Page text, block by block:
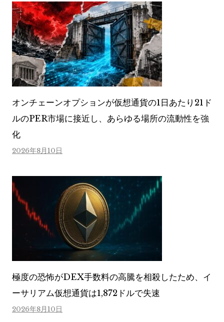
オンチェーンオプションが仮想通貨の1日あたり21ド
ルのPER市場に接近し、あらゆる場所の流動性を強
化
2026年8月10日
極度の恐怖がDEX手数料の高騰を相殺したため、イ
ーサリアム仮想通貨は1,872ドルで失速
2026年8月10日